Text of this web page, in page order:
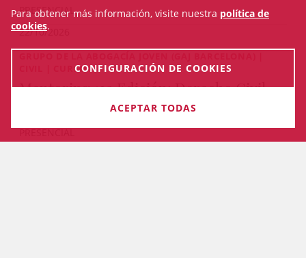
PRESENCIAL
22/10/2026
CIVIL | CURSO
Mentoring 13a Edición: Derecho Civil
PRESENCIAL
Para obtener más información, visite nuestra política de
cookies.
CONFIGURACIÓN DE COOKIES
ACEPTAR TODAS